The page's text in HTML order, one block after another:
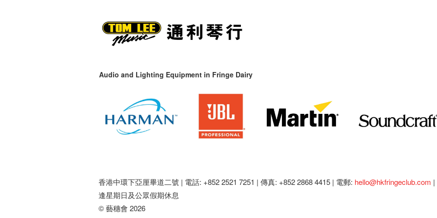
Audio and Lighting Equipment in Fringe Dairy
香港中環下亞厘畢道二號 | 電話: +852 2521 7251 | 傳真: +852 2868 4415 | 電郵: hello@hkfringeclub.com |
逢星期日及公眾假期休息
© 藝穗會 2026